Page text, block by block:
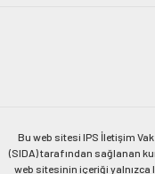
Bu web sitesi IPS İletişim
(SIDA) tarafından sağlanan
web sitesinin içeriği yalnızca